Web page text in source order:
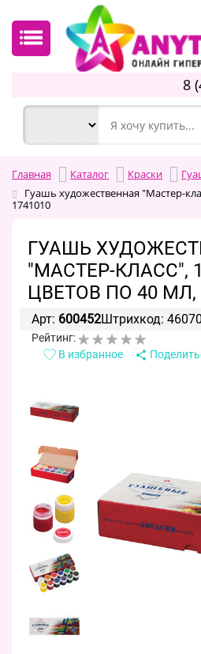
8
Главная Каталог Краски
Гуашь художественная "Мастер-
1741010
ГУАШЬ
"МАСТЕР-КЛАСС",
ЦВЕТОВ ПО 40 МЛ,
Арт: 600452Штрихкод:
Рейтинг:
В избранное